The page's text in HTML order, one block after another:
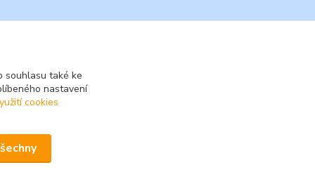
souhlasu také ke
nastavení
cookies